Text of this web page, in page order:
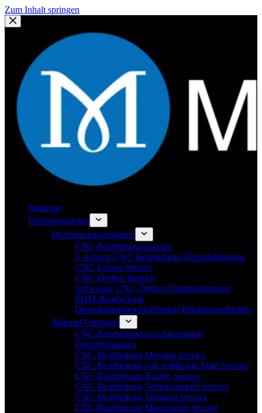
Zum Inhalt springen
Startseite
Dienstleistungen
Bearbeitungsverfahren
CNC-Bearbeitungsservice
5-Achsen-CNC-Bearbeitung Dienstleistungen
CNC-Fräsen Service
CNC-Drehen Service
Schweizer CNC-Drehen Dienstleistungen
EDM-Bearbeitung
Dienstleistungen im Bereich Präzisionsschleifen
Material-Optionen
CNC-Bearbeitung von Aluminium
Dienstleistungen
CNC-Bearbeitung Messing Service
CNC-Bearbeitung von rostfreiem Stahl Service
CNC-Bearbeitung Kupfer Service
CNC-Bearbeitung Werkzeugstahl Service
CNC-Bearbeitung Titanium Service
CNC-Bearbeitung Magnesium Service